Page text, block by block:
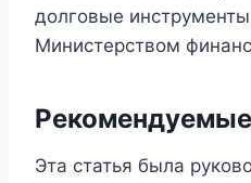
долговые
Министерством
Рекомендуемые
Эта статья была